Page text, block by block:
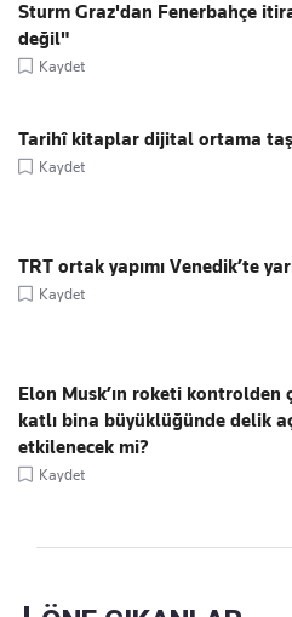
Sturm Graz'dan Fenerbahçe
değil"
Kaydet
Tarihî kitaplar dijital ortama
Kaydet
TRT ortak yapımı Venedik’te
Kaydet
Elon Musk’ın roketi kontrolden
katlı bina büyüklüğünde delik
etkilenecek mi?
Kaydet